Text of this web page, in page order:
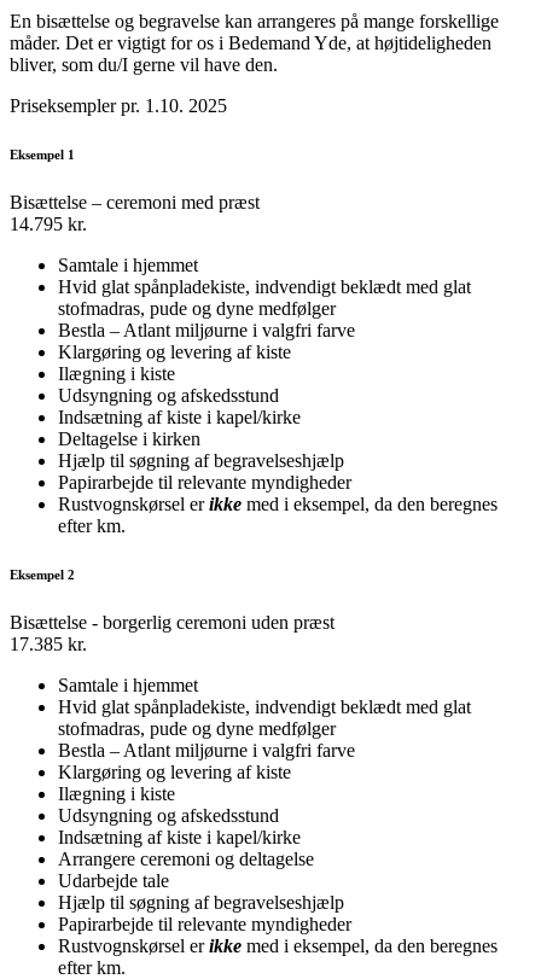
En bisættelse og begravelse kan arrangeres på mange forskellige
måder. Det er vigtigt for os i Bedemand Yde, at højtideligheden
bliver, som du/I gerne vil have den.
Priseksempler pr. 1.10. 2025
Eksempel 1
Bisættelse – ceremoni med præst
14.795 kr.
Samtale i hjemmet
Hvid glat spånpladekiste, indvendigt beklædt med glat
stofmadras, pude og dyne medfølger
Bestla – Atlant miljøurne i valgfri farve
Klargøring og levering af kiste
Ilægning i kiste
Udsyngning og afskedsstund
Indsætning af kiste i kapel/kirke
Deltagelse i kirken
Hjælp til søgning af begravelseshjælp
Papirarbejde til relevante myndigheder
Rustvognskørsel erikke med i eksempel, da den beregnes
efter km.
Eksempel 2
Bisættelse - borgerlig ceremoni uden præst
17.385 kr.
Samtale i hjemmet
Hvid glat spånpladekiste, indvendigt beklædt med glat
stofmadras, pude og dyne medfølger
Bestla – Atlant miljøurne i valgfri farve
Klargøring og levering af kiste
Ilægning i kiste
Udsyngning og afskedsstund
Indsætning af kiste i kapel/kirke
Arrangere ceremoni og deltagelse
Udarbejde tale
Hjælp til søgning af begravelseshjælp
Papirarbejde til relevante myndigheder
Rustvognskørsel erikke med i eksempel, da den beregnes
efter km.